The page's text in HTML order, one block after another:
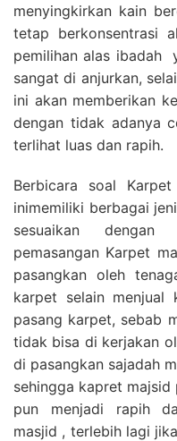
menyingkirkan kain
tetap berkonsentrasi
pemilihan alas ibadah
sangat di anjurkan,
ini akan memberikan
dengan tidak adanya
terlihat luas dan rapih.
Berbicara soal
inimemiliki berbagai
sesuaikan dengan
pemasangan Karpet
pasangkan oleh
karpet selain menjual
pasang karpet, sebab
tidak bisa di kerjakan
di pasangkan sajadah
sehingga kapret
pun menjadi rapih
masjid , terlebih lagi